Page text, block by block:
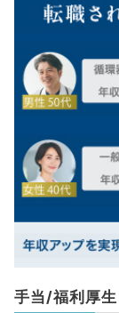
手当/福利厚生